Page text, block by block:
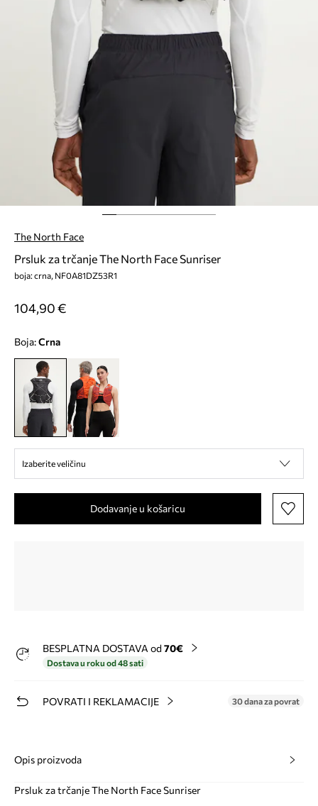
The North Face
Prsluk za trčanje The North Face Sunriser
boja: crna, NF0A81DZ53R1
104,90 €
Boja: crna
Izaberite veličinu
Dodavanje u košaricu
BESPLATNA DOSTAVA od 70€
Dostava u roku od 48 sati
POVRATI I REKLAMACIJE 30 dana za povrat
Opis proizvoda
Prsluk za trčanje The North Face Sunriser